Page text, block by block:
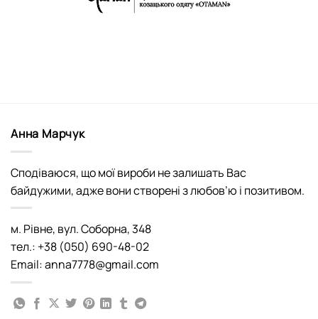
Анна Марчук
Сподіваюся, що мої вироби не залишать Вас
байдужими, адже вони створені з любов’ю і позитивом.
м. Рівне, вул. Соборна, 348
тел.: +38 (050) 690-48-02
Email: anna7778@gmail.com